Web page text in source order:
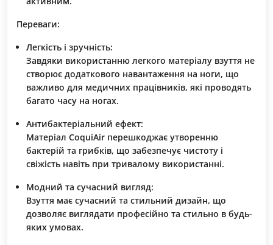
Переваги:
Легкість і зручність:
Завдяки використанню легкого матеріалу взуття не
створює додаткового навантаження на ноги, що
важливо для медичних працівників, які проводять
багато часу на ногах.
Антибактеріальний ефект:
Матеріал CoquiAir перешкоджає утворенню
бактерій та грибків, що забезпечує чистоту і
свіжість навіть при тривалому використанні.
Модний та сучасний вигляд:
Взуття має сучасний та стильний дизайн, що
дозволяє виглядати професійно та стильно в будь-
яких умовах.